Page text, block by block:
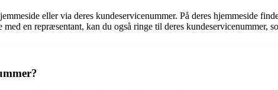
eller via deres kundeservicenummer. På deres hjemmeside
en repræsentant, kan du også ringe til deres kundeservicenummer,